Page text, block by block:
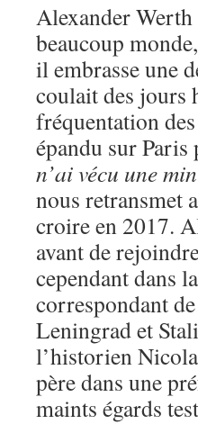
Alexander Werth
beaucoup
il embrasse une
coulait des jours
fréquentation
épandu sur
n’ai vécu une
nous retransmet
croire en 2017.
avant de
cependant dans
correspondant
Leningrad et
l’historien
père dans une
maints égards